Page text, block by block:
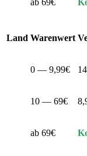
Land Warenwert
0 — 9,99€
10 — 69€
ab 69€